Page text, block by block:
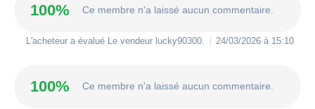
100% Ce membre n'a laissé aucun commentaire.
L'acheteur a évalué Le vendeur lucky90300 24/03/2026 à 15:10
100% Ce membre n'a laissé aucun commentaire.